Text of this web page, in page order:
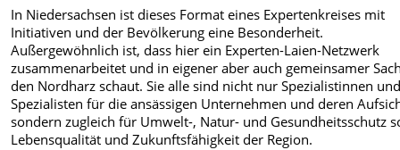
In Niedersachsen ist dieses Format eines Expertenkreises mit
Initiativen und der Bevölkerung eine Besonderheit.
Außergewöhnlich ist, dass hier ein Experten-Laien-Netzwerk
zusammenarbeitet und in eigener aber auch gemeinsamer
den Nordharz schaut. Sie alle sind nicht nur Spezialistinnen
Spezialisten für die ansässigen Unternehmen und deren
sondern zugleich für Umwelt-, Natur- und Gesundheitsschutz
Lebensqualität und Zukunftsfähigkeit der Region.